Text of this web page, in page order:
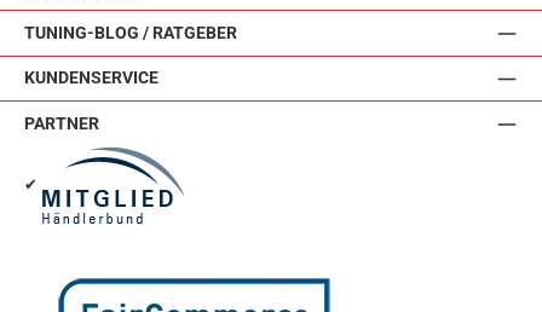
TUNING-BLOG / RATGEBER
KUNDENSERVICE
PARTNER
✔